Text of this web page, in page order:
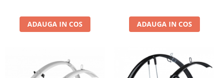
ADAUGA IN COS ADAUGA IN COS